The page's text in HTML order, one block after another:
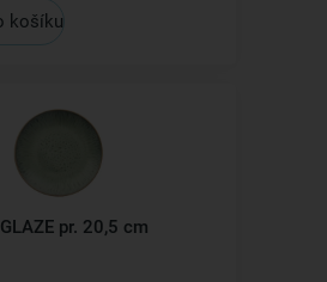
košíku
pr. 20,5 cm